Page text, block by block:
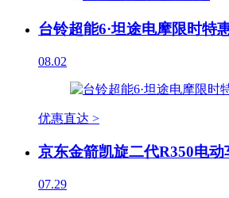
台铃超能6·坦途电摩限时特
08.02
优惠直达 >
京东金箭凯旋二代R350电
07.29